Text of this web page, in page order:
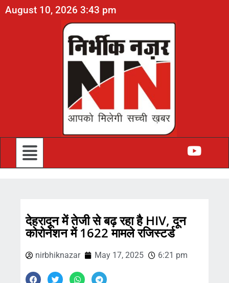
August 10, 2026 3:43 pm
देहरादून में तेजी से बढ़ रहा है HIV, दून
कोरोनेशन में 1622 मामले रजिस्टर्ड
nirbhiknazar May 17, 2025 6:21 pm